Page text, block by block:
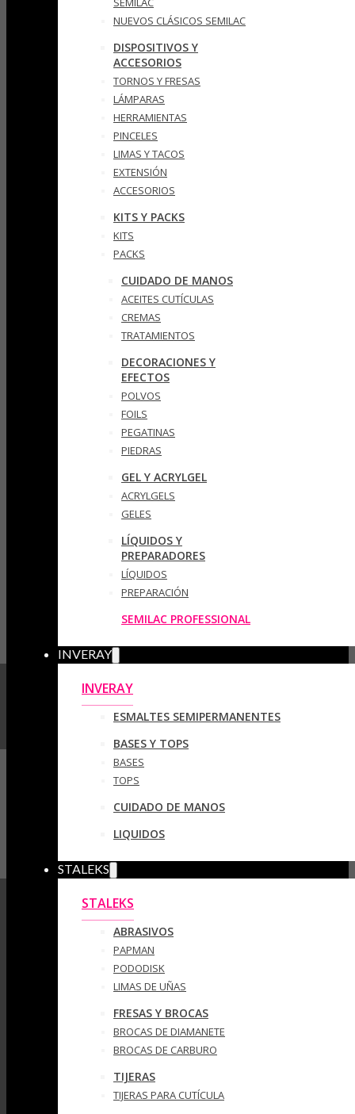
NUEVOS CLÁSICOS SEMILAC
DISPOSITIVOS Y
ACCESORIOS
TORNOS Y FRESAS
LÁMPARAS
HERRAMIENTAS
PINCELES
LIMAS Y TACOS
EXTENSIÓN
ACCESORIOS
KITS Y PACKS
KITS
PACKS
CUIDADO DE MANOS
ACEITES CUTÍCULAS
CREMAS
TRATAMIENTOS
DECORACIONES Y
EFECTOS
POLVOS
FOILS
PEGATINAS
PIEDRAS
GEL Y ACRYLGEL
ACRYLGELS
GELES
LÍQUIDOS Y
PREPARADORES
LÍQUIDOS
PREPARACIÓN
SEMILAC PROFESSIONAL
INVERAY
INVERAY
ESMALTES SEMIPERMANENTES
BASES Y TOPS
BASES
TOPS
CUIDADO DE MANOS
LIQUIDOS
STALEKS
STALEKS
ABRASIVOS
PAPMAN
PODODISK
LIMAS DE UÑAS
FRESAS Y BROCAS
BROCAS DE DIAMANETE
BROCAS DE CARBURO
TIJERAS
TIJERAS PARA CUTÍCULA